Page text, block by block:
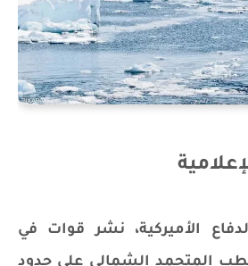
الأميركية، نشر قوات في
المتجمد الشمالي على حدود